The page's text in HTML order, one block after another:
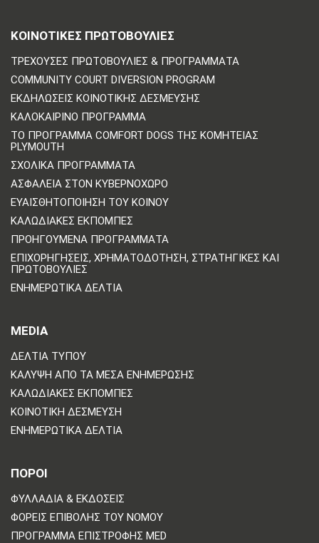
ΚΟΙΝΟΤΙΚΈΣ ΠΡΩΤΟΒΟΥΛΊΕΣ
ΤΡΈΧΟΥΣΕΣ ΠΡΩΤΟΒΟΥΛΊΕΣ & ΠΡΟΓΡΆΜΜΑΤΑ
COMMUNITY COURT DIVERSION PROGRAM
ΕΚΔΗΛΏΣΕΙΣ ΚΟΙΝΟΤΙΚΉΣ ΔΈΣΜΕΥΣΗΣ
ΚΑΛΟΚΑΙΡΙΝΌ ΠΡΌΓΡΑΜΜΑ
ΤΟ ΠΡΌΓΡΑΜΜΑ COMFORT DOGS ΤΗΣ ΚΟΜΗΤΕΊΑΣ
PLYMOUTH
ΣΧΟΛΙΚΆ ΠΡΟΓΡΆΜΜΑΤΑ
ΑΣΦΆΛΕΙΑ ΣΤΟΝ ΚΥΒΕΡΝΟΧΏΡΟ
ΕΥΑΙΣΘΗΤΟΠΟΊΗΣΗ ΤΟΥ ΚΟΙΝΟΎ
ΚΑΛΩΔΙΑΚΈΣ ΕΚΠΟΜΠΈΣ
ΠΡΟΗΓΟΎΜΕΝΑ ΠΡΟΓΡΆΜΜΑΤΑ
ΕΠΙΧΟΡΗΓΉΣΕΙΣ, ΧΡΗΜΑΤΟΔΌΤΗΣΗ, ΣΤΡΑΤΗΓΙΚΈΣ ΚΑΙ
ΠΡΩΤΟΒΟΥΛΊΕΣ
ΕΝΗΜΕΡΩΤΙΚΆ ΔΕΛΤΊΑ
MEDIA
ΔΕΛΤΊΑ ΤΎΠΟΥ
ΚΆΛΥΨΗ ΑΠΌ ΤΑ ΜΈΣΑ ΕΝΗΜΈΡΩΣΗΣ
ΚΑΛΩΔΙΑΚΈΣ ΕΚΠΟΜΠΈΣ
ΚΟΙΝΟΤΙΚΉ ΔΈΣΜΕΥΣΗ
ΕΝΗΜΕΡΩΤΙΚΆ ΔΕΛΤΊΑ
ΠΟΡΟΙ
ΦΥΛΛΆΔΙΑ & ΕΚΔΌΣΕΙΣ
ΦΟΡΕΊΣ ΕΠΙΒΟΛΉΣ ΤΟΥ ΝΌΜΟΥ
ΠΡΌΓΡΑΜΜΑ ΕΠΙΣΤΡΟΦΉΣ MED